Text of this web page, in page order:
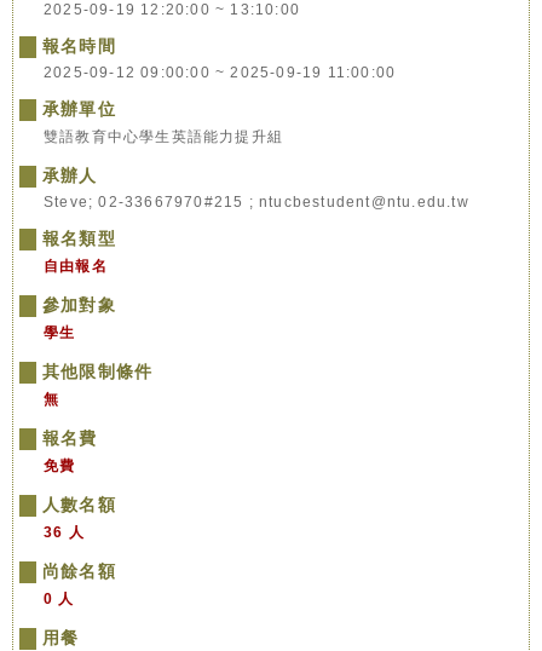
2025-09-19 12:20:00 ~ 13:10:00
報名時間
2025-09-12 09:00:00 ~ 2025-09-19 11:00:00
承辦單位
雙語教育中心學生英語能力提升組
承辦人
Steve; 02-33667970#215 ; ntucbestudent@ntu.edu.tw
報名類型
自由報名
參加對象
學生
其他限制條件
無
報名費
免費
人數名額
36 人
尚餘名額
0 人
用餐